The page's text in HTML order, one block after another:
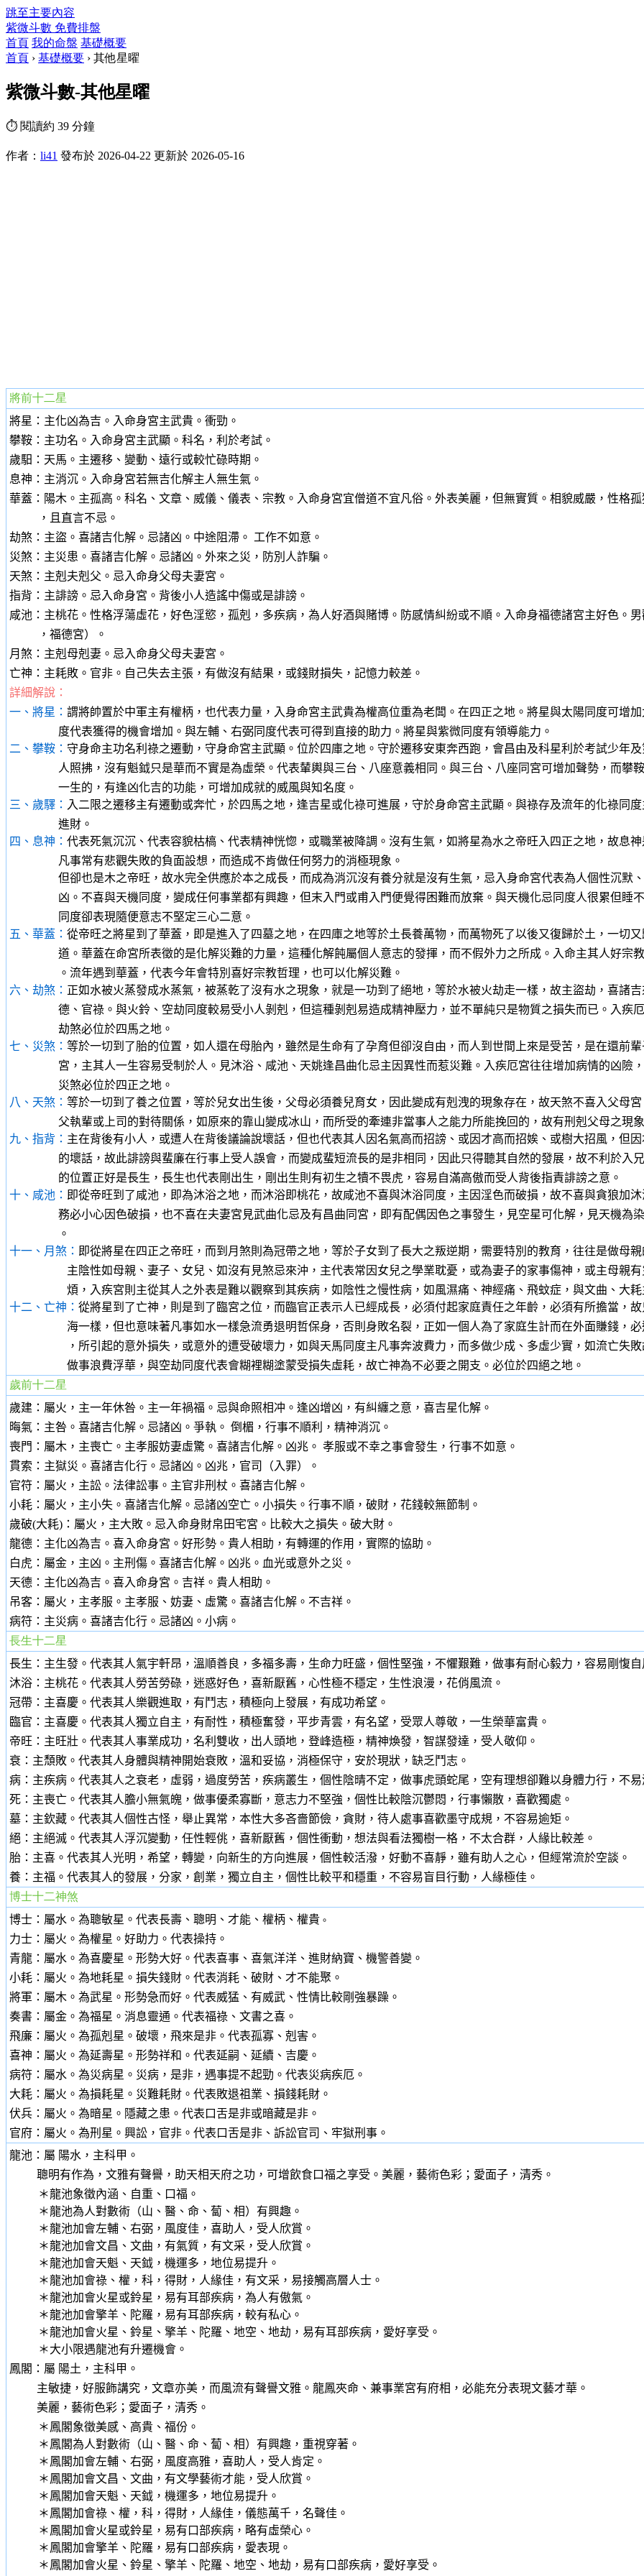
跳至主要內容
紫微斗數 免費排盤
首頁 我的命盤 基礎概要
首頁 › 基礎概要 › 其他星曜
紫微斗數-其他星曜
⏱ 閱讀約 39 分鐘
作者： li41 發布於 2026-04-22 更新於 2026-05-16
將前十二星
將星：主化凶為吉。入命身宮主武貴。衝勁。
攀鞍：主功名。入命身宮主武顯。科名，利於考試。
歲馹：天馬。主遷移、變動、遠行或較忙碌時期。
息神：主消沉。入命身宮若無吉化解主人無生氣。
華蓋：陽木。主孤高。科名、文章、威儀、儀表、宗教。入命身宮宜僧道不宜凡俗。外表美麗，但無實質。相貌威嚴，性格
，且直言不忌。
劫煞：主盜。 喜諸吉化解。忌諸凶。中途阻滯。 工作不如意。
災煞：主災患。 喜諸吉化解。忌諸凶。外來之災，防別人詐騙。
天煞：主剋夫剋父。忌入命身父母夫妻宮。
指背：主誹謗。 忌入命身宮。背後小人造謠中傷或是誹謗。
咸池：主桃花。性格浮蕩虛花，好色淫慾，孤剋，多疾病，為人好酒與賭博。防感情糾紛或不順。 入命身福德諸宮主好色。
，福德宮）。
月煞：主剋母剋妻。忌入命身父母夫妻宮。
亡神：主耗敗。官非。自己失去主張，有做沒有結果，或錢財損失，記憶力較差。
詳細解說：
一、將星： 謂將帥置於中軍主有權柄，也代表力量，入身命宮主武貴為權高位重為老闆。在四正之地。將星與太陽同度可增
度代表獲得的機會增加。與左輔、右弼同度代表可得到直接的助力。將星與紫微同度有領導能力。
二、攀鞍： 守身命主功名利祿之遷動，守身命宮主武顯。位於四庫之地。守於遷移安東奔西跑，會昌由及科星利於考試少年
人照拂，沒有魁鉞只是華而不實是為虛榮。代表輦輿與三台、八座意義相同。與三台、八座同宮可增加聲勢，而攀鞍
一生的，有逢凶化吉的功能，可增加成就的威風與知名度。
三、歲驛： 入二限之遷移主有遷動或奔忙，於四馬之地，逢吉星或化祿可進展，守於身命宮主武顯。與祿存及流年的化祿同
進財。
四、息神： 代表死氣沉沉、代表容貌枯槁、代表精神恍惚，或職業被降調。沒有生氣，如將星為水之帝旺入四正之地，故息
凡事常有悲觀失敗的負面設想，而造成不肯做任何努力的消極現象。
但卻也是木之帝旺，故水完全供應於本之成長，而成為消沉沒有養分就是沒有生氣，忌入身命宮代表為人個性沉默、
凶。不喜與天機同度，變成任何事業都有興趣，但末入門或甫入門便覺得困難而放棄。與天機化忌同度人很累但睡不
同度卻表現隨便意志不堅定三心二意。
五、華蓋： 從帝旺之將星到了華蓋，即是進入了四墓之地，在四庫之地等於土長養萬物，而萬物死了以後又復歸於土，一切
道。華蓋在命宮所表徵的是化解災難的力量，這種化解飩屬個人意志的發揮，而不假外力之所成。入命主其人好宗教
。流年遇到華蓋，代表今年會特別喜好宗教哲理，也可以化解災難。
六、劫煞： 正如水被火蒸發成水蒸氣，被蒸乾了沒有水之現象，就是一功到了絕地，等於水被火劫走一樣，故主盜劫，喜諸
德、官祿。與火鈴、空劫同度較易受小人剝剋，但這種剝剋易造成精神壓力，並不單純只是物質之損失而已。入疾厄
劫煞必位於四馬之地。
七、災煞： 等於一切到了胎的位置，如人還在母胎內，雖然是生命有了孕育但卻沒自由，而人到世間上來是受苦，是在還前
宮，主其人一生容易受制於人。見沐浴、咸池、天姚逢昌曲化忌主因異性而惹災難。入疾厄宮往往增加病情的凶險，
災煞必位於四正之地。
八、天煞： 等於一切到了養之位置，等於兒女出生後，父母必須養兒育女，因此變成有剋洩的現象存在，故天煞不喜入父母
父執輩或上司的對待關係，如原來的靠山變成冰山，而所受的牽連非當事人之能力所能挽回的，故有刑剋父母之現象
九、指背： 主在背後有小人，或遭人在背後議論說壞話，但也代表其人因名氣高而招謗、或因才高而招娭、或樹大招風，但
的壞話，故此誹謗與蜚廉在行事上受人誤會，而變成蜚短流長的是非相同，因此只得聽其自然的發展，故不利於入兄
的位置正好是長生，長生也代表剛出生，剛出生則有初生之犢不畏虎，容易自滿高傲而受人背後指責誹謗之意。
十、咸池： 即從帝旺到了咸池，即為沐浴之地，而沐浴即桃花，故咸池不喜與沐浴同度，主因淫色而破損，故不喜與貪狼加
務必小心因色破損，也不喜在夫妻宮見武曲化忌及有昌曲同宮，即有配偶因色之事發生，見空星可化解，見天機為染
。
十一、月煞： 即從將星在四正之帝旺，而到月煞則為冠帶之地，等於子女到了長大之叛逆期，需要特別的教育，往往是做母
主陰性如母親、妻子、女兒、如沒有見煞忌來沖，主代表常因女兒之學業耽憂，或為妻子的家事傷神，或主母親有
煩，入疾宮則主從其人之外表是難以觀察到其疾病，如陰性之慢性病，如風濕痛、神經痛、飛蚊症，與文曲、大耗
十二、亡神： 從將星到了亡神，則是到了臨宮之位，而臨官正表示人已經成長，必須付起家庭責任之年齡，必須有所擔當，
海一樣，但也意味著凡事如水一樣急流勇退明哲保身，否則身敗名裂，正如一個人為了家庭生計而在外面賺錢，必
，所引起的意外損失，或意外的遭受破壞力，如與天馬同度主凡事奔波費力，而多做少成、多虛少實，如流亡失敗
做事浪費浮華，與空劫同度代表會糊裡糊塗蒙受損失虛耗，故亡神為不必要之開支。必位於四絕之地。
歲前十二星
歲建：屬火，主一年休咎。主一年禍福。忌與命照相冲。逢凶增凶，有糾纏之意，喜吉星化解。
晦氣：主咎。喜諸吉化解。忌諸凶。爭執。 倒楣，行事不順利，精神消沉。
喪門：屬木，主喪亡。主孝服妨妻虛驚。喜諸吉化解。凶兆。 孝服或不幸之事會發生，行事不如意。
貫索：主獄災。喜諸吉化行。忌諸凶。凶兆，官司（入罪）。
官符：屬火，主訟。法律訟事。主官非刑杖。喜諸吉化解。
小耗：屬火，主小失。 喜諸吉化解。忌諸凶空亡。小損失。行事不順，破財，花錢較無節制。
歲破(大耗)：屬火，主大敗。忌入命身財帛田宅宮。比較大之損失。破大財。
龍德：主化凶為吉。 喜入命身宮。好形勢。貴人相助，有轉運的作用，實際的協助。
白虎：屬金，主凶。 主刑傷。喜諸吉化解。凶兆。血光或意外之災。
天德：主化凶為吉。 喜入命身宮。吉祥。貴人相助。
吊客：屬火，主孝服。 主孝服、妨妻、虛驚。喜諸吉化解。不吉祥。
病符：主災病。 喜諸吉化行。忌諸凶。小病。
長生十二星
長生：主生發。代表其人氣宇軒昂，溫順善良，多福多壽，生命力旺盛，個性堅強，不懼艱難，做事有耐心毅力，容易剛愎自
沐浴：主桃花。代表其人勞苦勞碌，迷惑好色，喜新厭舊，心性極不穩定，生性浪漫，花俏風流。
冠帶：主喜慶。代表其人樂觀進取，有鬥志，積極向上發展，有成功希望。
臨官：主喜慶。代表其人獨立自主，有耐性，積極奮發，平步青雲，有名望，受眾人尊敬，一生榮華富貴。
帝旺：主旺壯。代表其人事業成功，名利雙收，出人頭地，登峰造極，精神煥發，智謀發達，受人敬仰。
衰：主頹敗。代表其人身體與精神開始衰敗，溫和妥協，消極保守，安於現狀，缺乏鬥志。
病：主疾病。代表其人之衰老，虛弱，過度勞苦，疾病叢生，個性陰晴不定，做事虎頭蛇尾，空有理想卻難以身體力行，不易
死：主喪亡。代表其人膽小無氣魄，做事優柔寡斷，意志力不堅強，個性比較陰沉鬱悶，行事懶散，喜歡獨處。
墓：主欽藏。代表其人個性古怪，舉止異常，本性大多吝嗇節儉，貪財，待人處事喜歡墨守成規，不容易逾矩。
絕：主絕滅。代表其人浮沉變動，任性輕佻，喜新厭舊，個性衝動，想法與看法獨樹一格，不太合群，人緣比較差。
胎：主喜。代表其人光明，希望，轉變，向新生的方向進展，個性較活潑，好動不喜靜，雖有助人之心，但經常流於空談。
養：主福。代表其人的發展，分家，創業，獨立自主，個性比較平和穩重，不容易盲目行動，人緣極佳。
博士十二神煞
博士：屬水。為聰敏星。代表長壽、聰明、才能、權柄、權貴 。
力士：屬火。為權星。好助力。代表操持。
青龍：屬水。為喜慶星。形勢大好。代表喜事、喜氣洋洋、進財納寶、機警善變。
小耗：屬火。為地耗星。損失錢財。代表消耗、破財、才不能聚。
將軍：屬木。為武星。形勢急而好。代表威猛、有威武、性情比較剛強暴躁。
奏書：屬金。為福星。消息靈通。代表福祿、文書之喜。
飛廉：屬火。為孤剋星。破壞，飛來是非。代表孤寡、剋害。
喜神：屬火。為延壽星。形勢祥和。代表延嗣、延續、吉慶。
病符：屬水。為災病星。災病，是非，遇事提不起勁。代表災病疾厄。
大耗：屬火。為損耗星。災難耗財。代表敗退祖業、損錢耗財。
伏兵：屬火。為暗星。隱藏之患。代表口舌是非或暗藏是非。
官府：屬火。為刑星。興訟，官非。代表口舌是非、訴訟官司、牢獄刑事。
龍池：屬 陽水，主科甲。
聰明有作為，文雅有聲譽，助天相天府之功，可增飲食口福之享受。美麗，藝術色彩；愛面子，清秀。
＊龍池象徵內涵、自重、口福。
＊龍池為人對數術（山、醫、命、蔔、相）有興趣。
＊龍池加會左輔、右弼，風度佳，喜助人，受人欣賞。
＊龍池加會文昌、文曲，有氣質，有文采，受人欣賞。
＊龍池加會天魁、天鉞，機運多，地位易提升。
＊龍池加會祿、權，科，得財，人緣佳，有文采，易接觸高層人士。
＊龍池加會火星或鈴星，易有耳部疾病，為人有傲氣。
＊龍池加會擎羊、陀羅，易有耳部疾病，較有私心。
＊龍池加會火星、鈴星、擎羊、陀羅、地空、地劫，易有耳部疾病，愛好享受。
＊大小限遇龍池有升遷機會。
鳳閣：屬 陽土，主科甲。
主敏捷，好服飾講究，文章亦美，而風流有聲譽文雅。龍鳳夾命、兼事業宮有府相，必能充分表現文藝才華。
美麗，藝術色彩；愛面子，清秀。
＊鳳閣象徵美感、高貴、福份。
＊鳳閣為人對數術（山、醫、命、蔔、相）有興趣，重視穿著。
＊鳳閣加會左輔、右弼，風度高雅，喜助人，受人肯定。
＊鳳閣加會文昌、文曲，有文學藝術才能，受人欣賞。
＊鳳閣加會天魁、天鉞，機運多，地位易提升。
＊鳳閣加會祿、權，科，得財，人緣佳，儀態萬千，名聲佳。
＊鳳閣加會火星或鈴星，易有口部疾病，略有虛榮心。
＊鳳閣加會擎羊、陀羅，易有口部疾病，愛表現。
＊鳳閣加會火星、鈴星、擎羊、陀羅、地空、地劫，易有口部疾病，愛好享受。